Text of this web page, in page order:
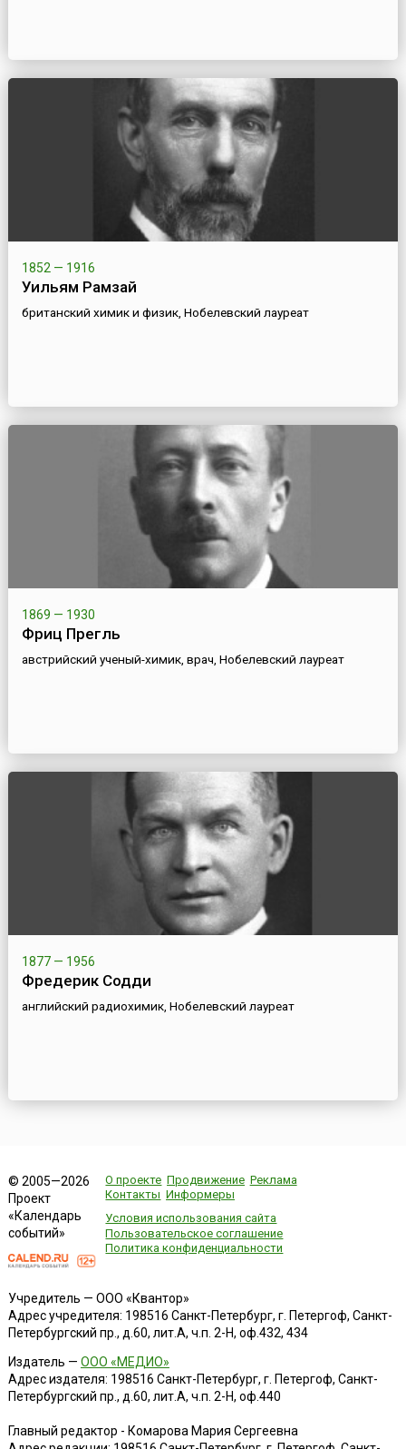
1852 — 1916
Уильям Рамзай
британский химик и физик, Нобелевский лауреат
1869 — 1930
Фриц Прегль
австрийский ученый-химик, врач, Нобелевский лауреат
1877 — 1956
Фредерик Содди
английский радиохимик, Нобелевский лауреат
© 2005—2026
Проект
«Календарь
событий»
О проекте Продвижение Реклама
Контакты Информеры
Условия использования сайта
Пользовательское соглашение
Политика конфиденциальности
Учредитель — ООО «Квантор»
Адрес учредителя: 198516 Санкт-Петербург, г. Петергоф, Санкт-
Петербургский пр., д.60, лит.А, ч.п. 2-Н, оф.432, 434
Издатель — ООО «МЕДИО»
Адрес издателя: 198516 Санкт-Петербург, г. Петергоф, Санкт-
Петербургский пр., д.60, лит.А, ч.п. 2-Н, оф.440
Главный редактор - Комарова Мария Сергеевна